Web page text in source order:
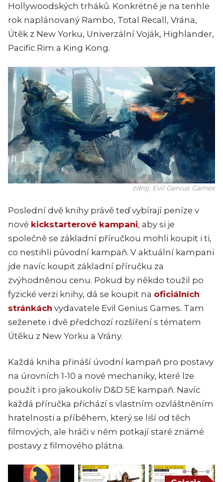
Hollywoodských trháků. Konkrétně je na tenhle
rok naplánovaný Rambo, Total Recall, Vrána,
Útěk z New Yorku, Univerzální Voják, Highlander,
Pacific Rim a King Kong.
zdroj: Evil Genius Games
Poslední dvě knihy právě teď vybírají peníze v
nové kickstarterové kampani, aby si je
společně se základní příručkou mohli koupit i ti,
co nestihli původní kampaň. V aktuální kampani
jde navíc koupit základní příručku za
zvýhodněnou cenu. Pokud by někdo toužil po
fyzické verzi knihy, dá se koupit na oficiálních
stránkách vydavatele Evil Genius Games. Tam
seženete i dvě předchozí rozšíření s tématem
Útěku z New Yorku a Vrány.
Každá kniha přináší úvodní kampaň pro postavy
na úrovních 1-10 a nové mechaniky, které lze
použít i pro jakoukoliv D&D 5E kampaň. Navíc
každá příručka přichází s vlastním ozvláštněním
hratelnosti a příběhem, který se liší od těch
filmových, ale hráči v něm potkají staré známé
postavy z filmového plátna.